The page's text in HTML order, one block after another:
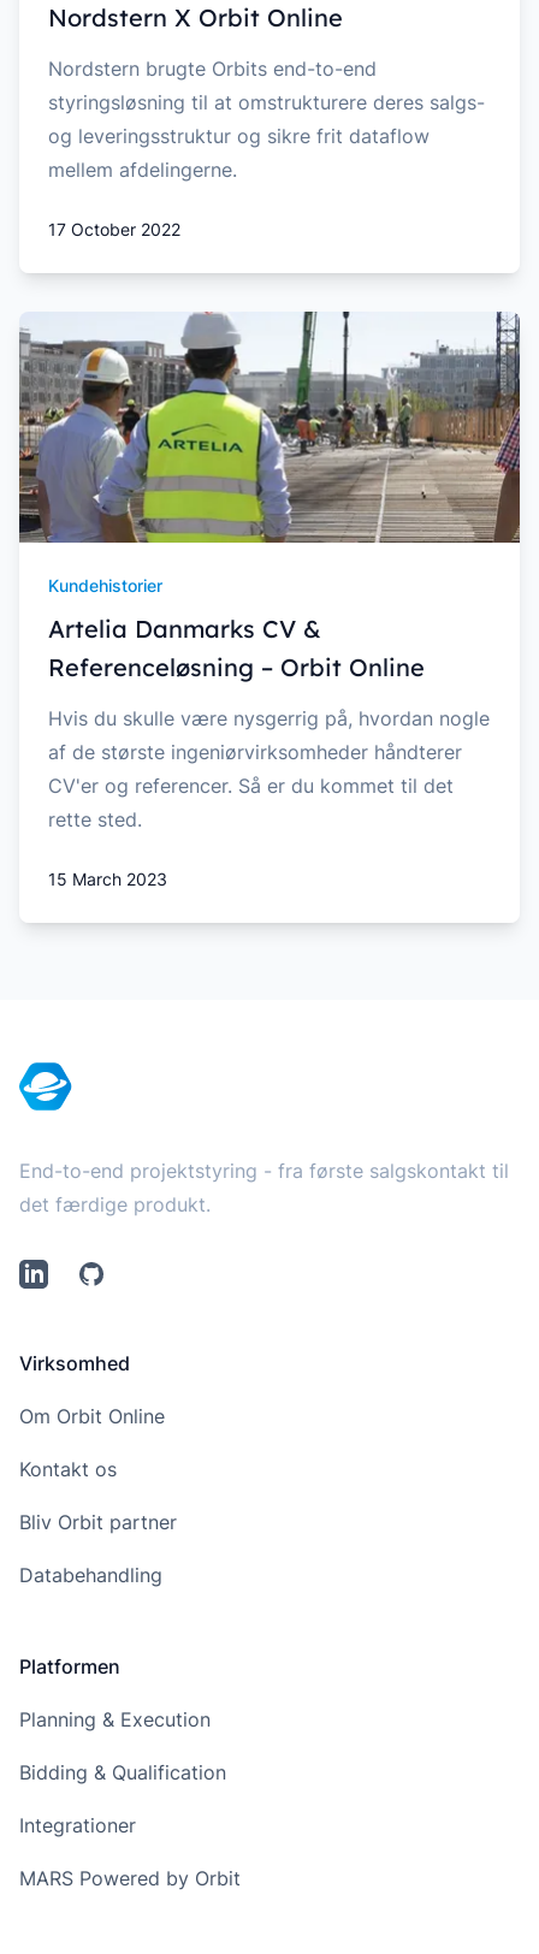
Nordstern X Orbit Online
Nordstern brugte Orbits end-to-end
styringsløsning til at omstrukturere deres salgs-
og leveringsstruktur og sikre frit dataflow
mellem afdelingerne.
17 October 2022
Kundehistorier
Artelia Danmarks CV &
Referenceløsning – Orbit Online
Hvis du skulle være nysgerrig på, hvordan nogle
af de største ingeniørvirksomheder håndterer
CV'er og referencer. Så er du kommet til det
rette sted.
15 March 2023
End-to-end projektstyring - fra første salgskontakt til
det færdige produkt.
LinkedInGithub
Virksomhed
Om Orbit Online
Kontakt os
Bliv Orbit partner
Databehandling
Platformen
Planning & Execution
Bidding & Qualification
Integrationer
MARS Powered by Orbit